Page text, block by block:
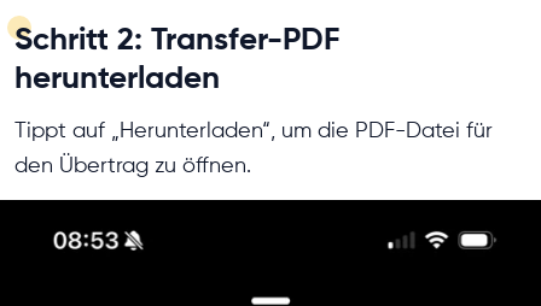
Schritt 2: Transfer-PDF
herunterladen
Tippt auf „Herunterladen“, um die PDF-Datei für
den Übertrag zu öffnen.